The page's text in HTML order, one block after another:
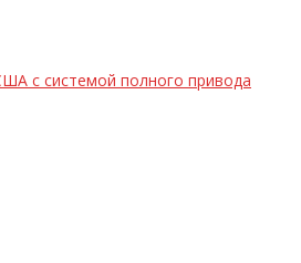
с системой полного привода